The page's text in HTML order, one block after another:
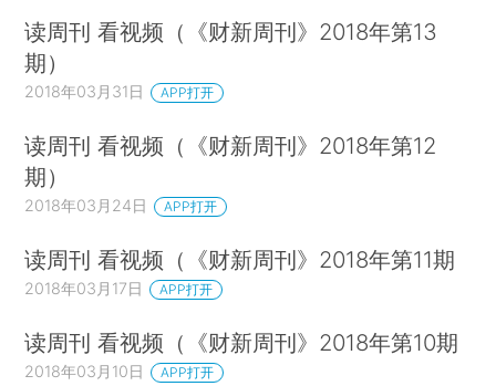
读周刊 看视频（《财新周刊》2018年第13
期）
2018年03月31日 APP打开
读周刊 看视频（《财新周刊》2018年第12
期）
2018年03月24日 APP打开
读周刊 看视频（《财新周刊》2018年第11期
2018年03月17日 APP打开
读周刊 看视频（《财新周刊》2018年第10期
2018年03月10日 APP打开